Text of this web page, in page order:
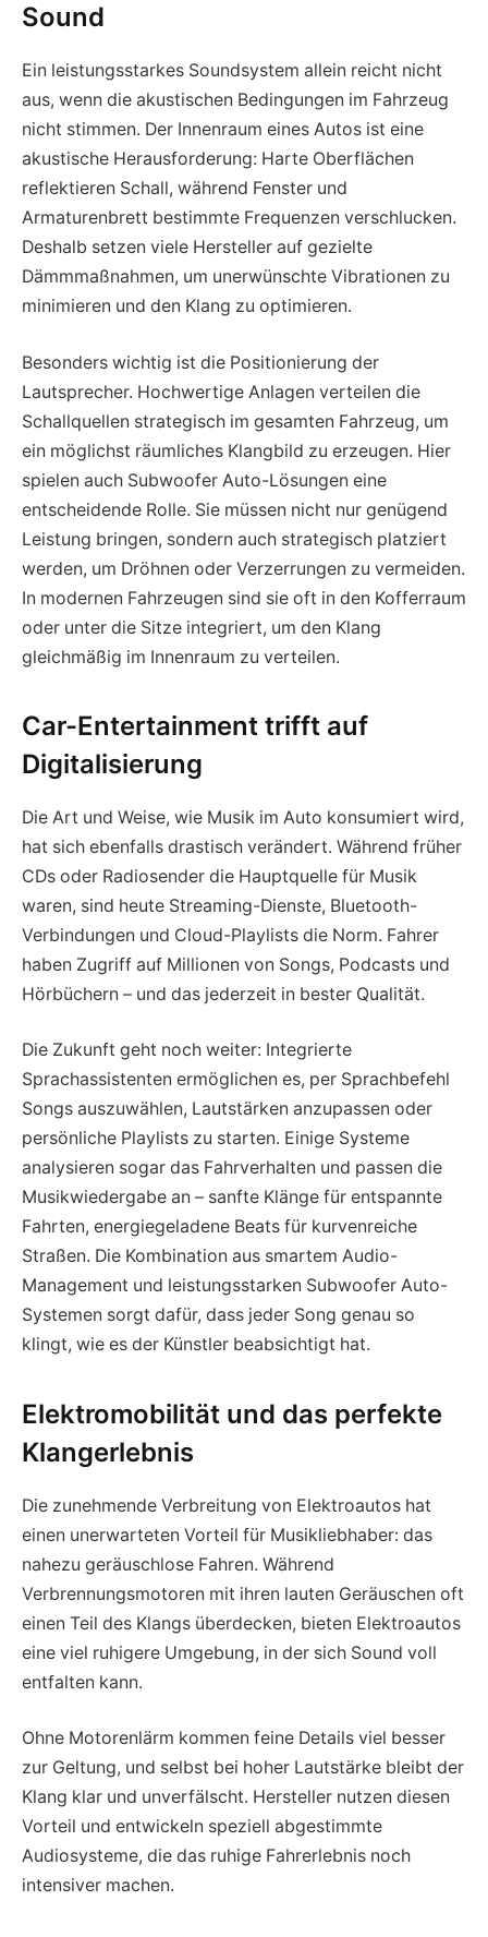
Sound
Ein leistungsstarkes Soundsystem allein reicht nicht
aus, wenn die akustischen Bedingungen im Fahrzeug
nicht stimmen. Der Innenraum eines Autos ist eine
akustische Herausforderung: Harte Oberflächen
reflektieren Schall, während Fenster und
Armaturenbrett bestimmte Frequenzen verschlucken.
Deshalb setzen viele Hersteller auf gezielte
Dämmmaßnahmen, um unerwünschte Vibrationen zu
minimieren und den Klang zu optimieren.
Besonders wichtig ist die Positionierung der
Lautsprecher. Hochwertige Anlagen verteilen die
Schallquellen strategisch im gesamten Fahrzeug, um
ein möglichst räumliches Klangbild zu erzeugen. Hier
spielen auch Subwoofer Auto-Lösungen eine
entscheidende Rolle. Sie müssen nicht nur genügend
Leistung bringen, sondern auch strategisch platziert
werden, um Dröhnen oder Verzerrungen zu vermeiden.
In modernen Fahrzeugen sind sie oft in den Kofferraum
oder unter die Sitze integriert, um den Klang
gleichmäßig im Innenraum zu verteilen.
Car-Entertainment trifft auf
Digitalisierung
Die Art und Weise, wie Musik im Auto konsumiert wird,
hat sich ebenfalls drastisch verändert. Während früher
CDs oder Radiosender die Hauptquelle für Musik
waren, sind heute Streaming-Dienste, Bluetooth-
Verbindungen und Cloud-Playlists die Norm. Fahrer
haben Zugriff auf Millionen von Songs, Podcasts und
Hörbüchern – und das jederzeit in bester Qualität.
Die Zukunft geht noch weiter: Integrierte
Sprachassistenten ermöglichen es, per Sprachbefehl
Songs auszuwählen, Lautstärken anzupassen oder
persönliche Playlists zu starten. Einige Systeme
analysieren sogar das Fahrverhalten und passen die
Musikwiedergabe an – sanfte Klänge für entspannte
Fahrten, energiegeladene Beats für kurvenreiche
Straßen. Die Kombination aus smartem Audio-
Management und leistungsstarken Subwoofer Auto-
Systemen sorgt dafür, dass jeder Song genau so
klingt, wie es der Künstler beabsichtigt hat.
Elektromobilität und das perfekte
Klangerlebnis
Die zunehmende Verbreitung von Elektroautos hat
einen unerwarteten Vorteil für Musikliebhaber: das
nahezu geräuschlose Fahren. Während
Verbrennungsmotoren mit ihren lauten Geräuschen oft
einen Teil des Klangs überdecken, bieten Elektroautos
eine viel ruhigere Umgebung, in der sich Sound voll
entfalten kann.
Ohne Motorenlärm kommen feine Details viel besser
zur Geltung, und selbst bei hoher Lautstärke bleibt der
Klang klar und unverfälscht. Hersteller nutzen diesen
Vorteil und entwickeln speziell abgestimmte
Audiosysteme, die das ruhige Fahrerlebnis noch
intensiver machen.